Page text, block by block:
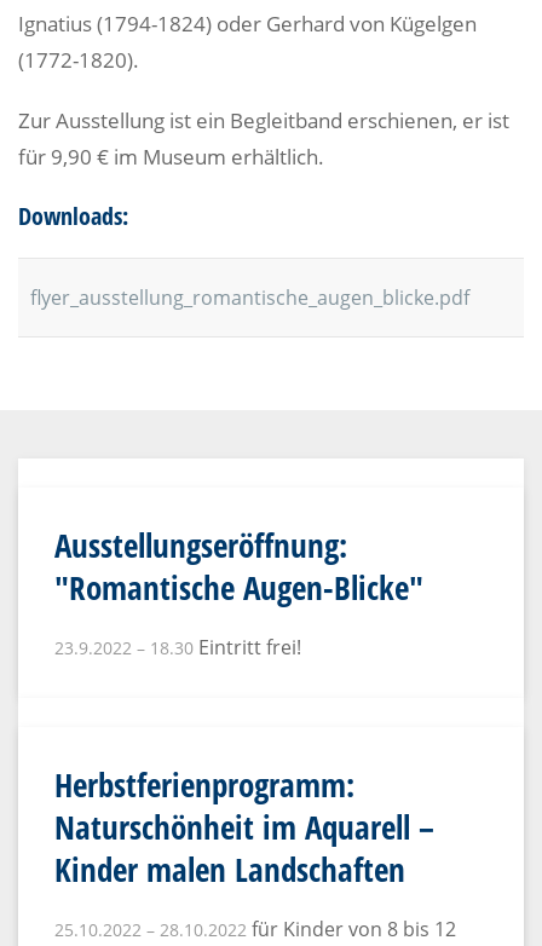
Ignatius (1794-1824) oder Gerhard von Kügelgen
(1772-1820).
Zur Ausstellung ist ein Begleitband erschienen, er ist
für 9,90 € im Museum erhältlich.
Downloads:
flyer_ausstellung_romantische_augen_blicke.pdf
Ausstellungseröffnung:
"Romantische Augen-Blicke"
23.9.2022 – 18.30 Eintritt frei!
Herbstferienprogramm:
Naturschönheit im Aquarell –
Kinder malen Landschaften
25.10.2022 – 28.10.2022 für Kinder von 8 bis 12